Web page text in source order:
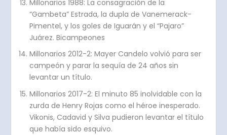
Millonarios 1988: La consagración de la
“Gambeta” Estrada, la dupla de Vanemerack-
Pimentel, y los goles de Iguarán y el “Pajaro”
Juárez. Bicampeones
Millonarios 2012-2: Mayer Candelo volvió para ser
campeón y parar la sequía de 24 años sin
levantar un título.
Millonarios 2017-2: El minuto 85 inolvidable con la
zurda de Henry Rojas como el héroe inesperado.
Vikonis, Cadavid y Silva pudieron levantar el título
que había sido esquivo.